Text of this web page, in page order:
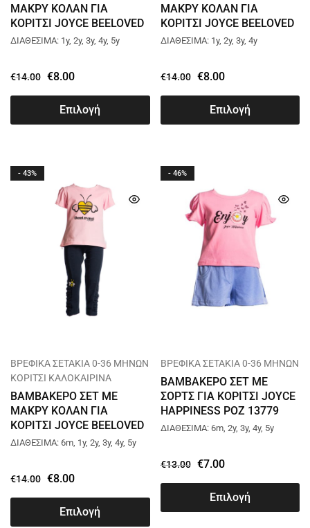
ΜΑΚΡΥ ΚΟΛΑΝ ΓΙΑ
ΚΟΡΙΤΣΙ JOYCE BEELOVED
ΚΙΤΡΙΝΟ 13731
ΔΙΑΘΕΣΙΜΑ: 1y, 2y, 3y, 4y, 5y
€14.00 €8.00
Επιλογή
ΜΑΚΡΥ ΚΟΛΑΝ ΓΙΑ
ΚΟΡΙΤΣΙ JOYCE BEELOVED
ΓΚΡΙ 13731
ΔΙΑΘΕΣΙΜΑ: 1y, 2y, 3y, 4y
€14.00 €8.00
Επιλογή
- 43%
ΒΡΕΦΙΚΑ ΣΕΤΑΚΙΑ 0-36 ΜΗΝΩΝ
ΚΟΡΙΤΣΙ ΚΑΛΟΚΑΙΡΙΝΑ
ΒΑΜΒΑΚΕΡΟ ΣΕΤ ΜΕ
ΜΑΚΡΥ ΚΟΛΑΝ ΓΙΑ
ΚΟΡΙΤΣΙ JOYCE BEELOVED
ΡΟΖ 13731
ΔΙΑΘΕΣΙΜΑ: 6m, 1y, 2y, 3y, 4y, 5y
€14.00 €8.00
Επιλογή
- 46%
ΒΡΕΦΙΚΑ ΣΕΤΑΚΙΑ 0-36 ΜΗΝΩΝ
ΒΑΜΒΑΚΕΡΟ ΣΕΤ ΜΕ
ΣΟΡΤΣ ΓΙΑ ΚΟΡΙΤΣΙ JOYCE
HAPPINESS ΡΟΖ 13779
ΔΙΑΘΕΣΙΜΑ: 6m, 2y, 3y, 4y, 5y
€13.00 €7.00
Επιλογή